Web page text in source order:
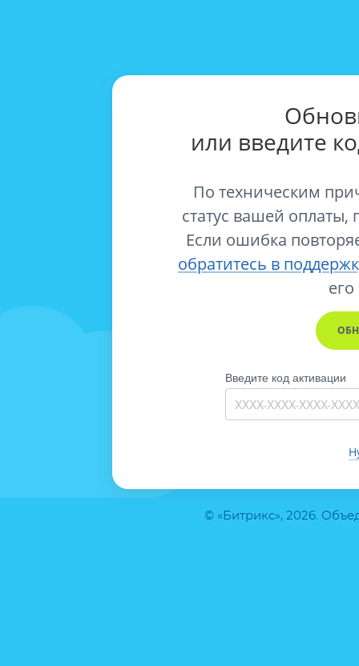
© «Битрикс», 2026.
или введите
По техническим
статус вашей оплаты,
Если ошибка
обратитесь в
его
Введите код активации